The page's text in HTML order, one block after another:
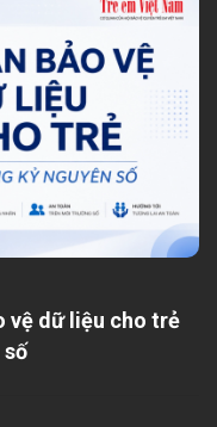
vệ dữ liệu cho trẻ
số